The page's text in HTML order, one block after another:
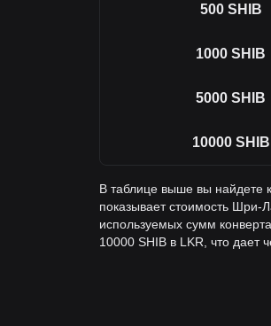
500 SHIB
1000 SHIB
5000 SHIB
10000 SHIB
В таблице выше вы найдете
показывает стоимость Шри-
используемых сумм
10000 SHIB в LKR, что дает